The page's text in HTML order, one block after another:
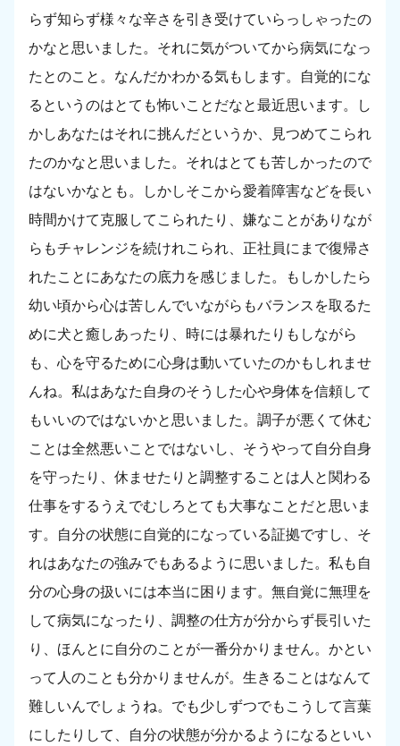
らず知らず様々な辛さを引き受けていらっしゃったの
かなと思いました。それに気がついてから病気になっ
たとのこと。なんだかわかる気もします。自覚的にな
るというのはとても怖いことだなと最近思います。し
かしあなたはそれに挑んだというか、見つめてこられ
たのかなと思いました。それはとても苦しかったので
はないかなとも。しかしそこから愛着障害などを長い
時間かけて克服してこられたり、嫌なことがありなが
らもチャレンジを続けれこられ、正社員にまで復帰さ
れたことにあなたの底力を感じました。もしかしたら
幼い頃から心は苦しんでいながらもバランスを取るた
めに犬と癒しあったり、時には暴れたりもしながら
も、心を守るために心身は動いていたのかもしれませ
んね。私はあなた自身のそうした心や身体を信頼して
もいいのではないかと思いました。調子が悪くて休む
ことは全然悪いことではないし、そうやって自分自身
を守ったり、休ませたりと調整することは人と関わる
仕事をするうえでむしろとても大事なことだと思いま
す。自分の状態に自覚的になっている証拠ですし、そ
れはあなたの強みでもあるように思いました。私も自
分の心身の扱いには本当に困ります。無自覚に無理を
して病気になったり、調整の仕方が分からず長引いた
り、ほんとに自分のことが一番分かりません。かとい
って人のことも分かりませんが。生きることはなんて
難しいんでしょうね。でも少しずつでもこうして言葉
にしたりして、自分の状態が分かるようになるといい